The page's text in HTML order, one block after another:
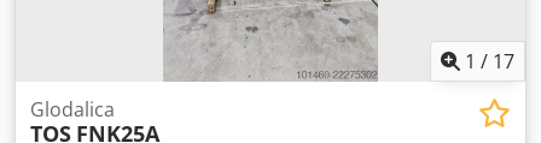
1 / 17
Glodalica
TOS FNK25A